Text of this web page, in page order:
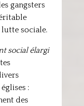
gangsters
sociale.
social élargi
:
des